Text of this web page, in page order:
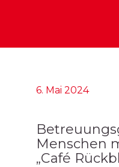
6. Mai 2024
Menschen
„Café